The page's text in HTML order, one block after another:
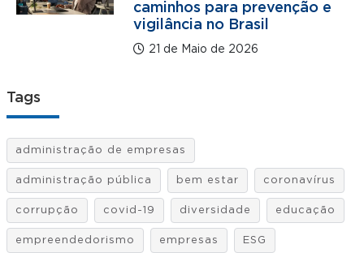
caminhos para prevenção e
vigilância no Brasil
21 de Maio de 2026
Tags
administração de empresas
administração pública bem estar coronavírus
corrupção covid-19 diversidade educação
empreendedorismo empresas ESG